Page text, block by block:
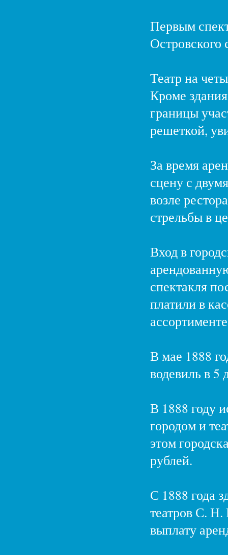
Первым
Театр на
Кроме
границы
решеткой,
За время
сцену с
возле
стрельбы в
Вход в
спектакля
платили в
В мае 1888
водевиль в
В 1888 году
городом и
этом
рублей.
С 1888 года
театров С. Н.
выплату